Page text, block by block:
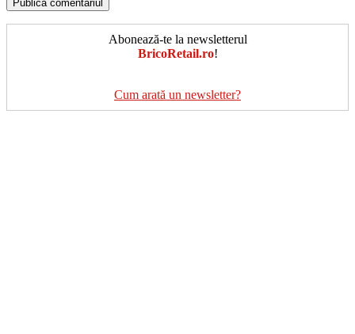
Abonează-te la newsletterul
BricoRetail.ro!
Cum arată un newsletter?